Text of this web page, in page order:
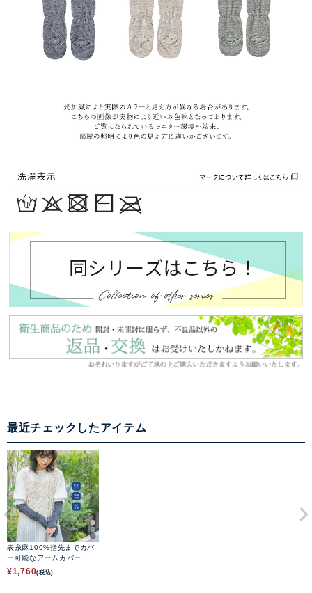
最近チェックしたアイテム
表糸麻100%指先までカバ
ー可能なアームカバー
¥1,760(税込)